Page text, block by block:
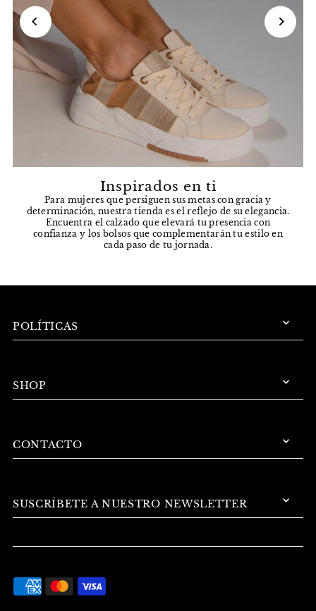
Inspirados en ti
Para mujeres que persiguen sus metas con gracia y
determinación, nuestra tienda es el reflejo de su elegancia.
Encuentra el calzado que elevará tu presencia con
confianza y los bolsos que complementarán tu estilo en
cada paso de tu jornada.
POLÍTICAS
SHOP
CONTACTO
SUSCRÍBETE A NUESTRO NEWSLETTER